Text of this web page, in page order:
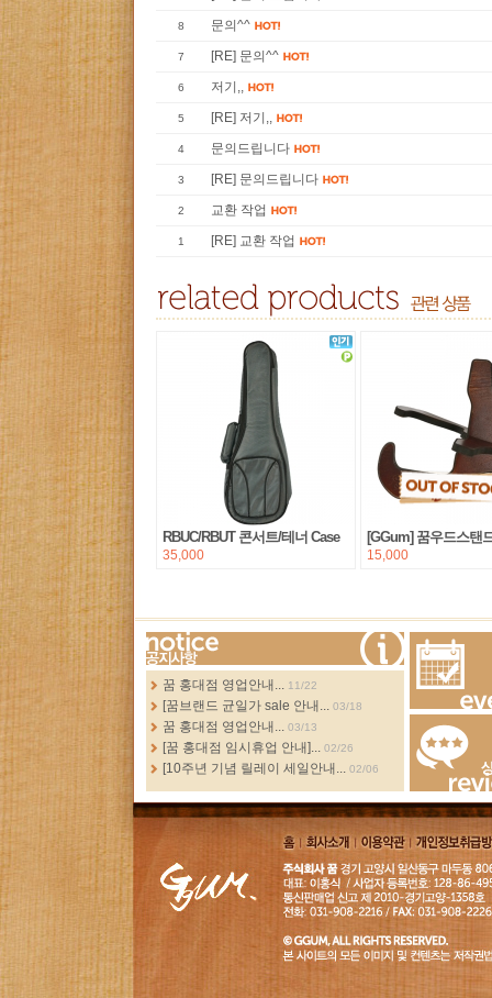
8 문의^^
7 [RE] 문의^^
6 저기,,
5 [RE] 저기,,
4 문의드립니다
3 [RE] 문의드립니다
2 교환 작업
1 [RE] 교환 작업
RBUC/RBUT 콘서트/테너 Case
35,000
[GGum] 꿈우드스탠
15,000
more...
꿈 홍대점 영업안내... 11/22
[꿈브랜드 균일가 sale 안내... 03/18
꿈 홍대점 영업안내... 03/13
[꿈 홍대점 임시휴업 안내]... 02/26
[10주년 기념 릴레이 세일안내... 02/06
Events
Review
홈
회사소
개
이용약
관
개인정보취급
침